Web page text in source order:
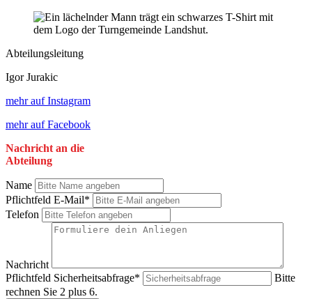
Abteilungsleitung
Igor Jurakic
mehr auf Instagram
mehr auf Facebook
Nachricht an die
Abteilung
Name
Pflichtfeld E-Mail*
Telefon
Nachricht
Pflichtfeld Sicherheitsabfrage*
Bitte
rechnen Sie 2 plus 6.